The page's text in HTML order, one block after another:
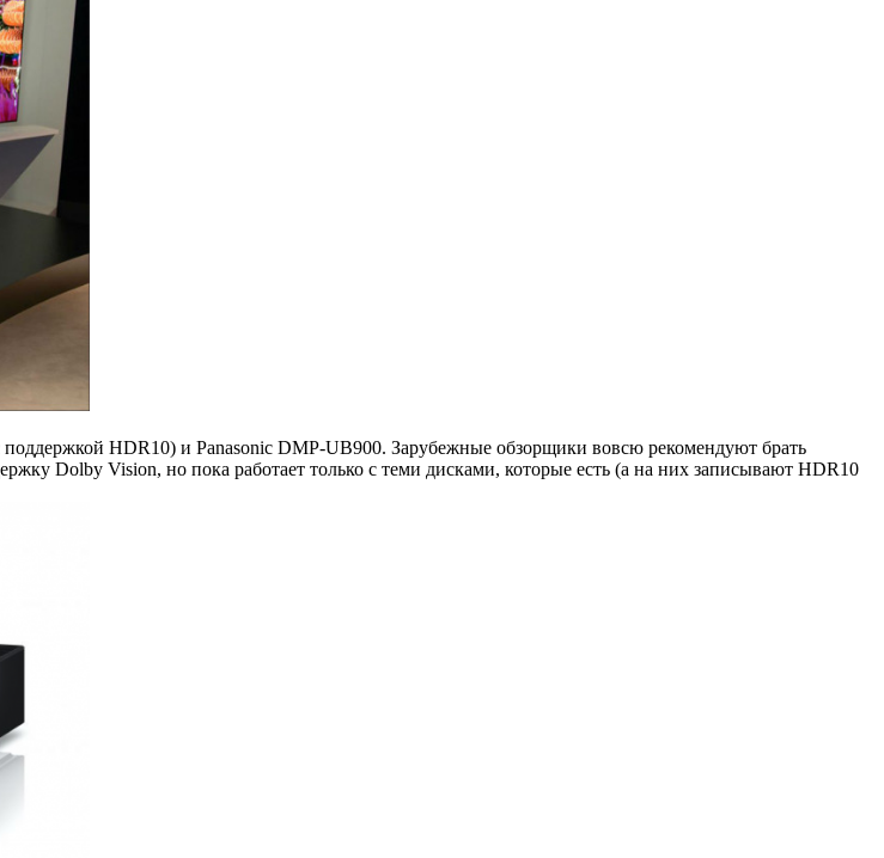
HDR10) и Panasonic DMP-UB900. Зарубежные обзорщики вовсю рекомендуют брать
Dolby Vision, но пока работает только с теми дисками, которые есть (а на них записывают HDR10